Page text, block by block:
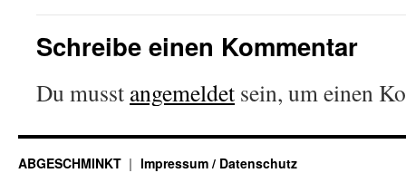
Schreibe einen Kommentar
Du musst angemeldet sein, um einen
ABGESCHMINKT Impressum / Datenschutz